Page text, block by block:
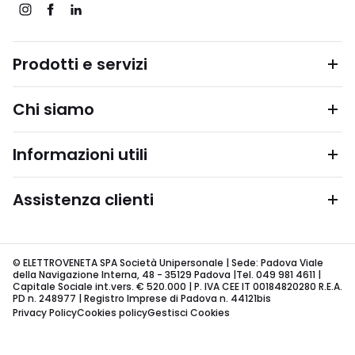
Prodotti e servizi
Chi siamo
Informazioni utili
Assistenza clienti
© ELETTROVENETA SPA Società Unipersonale | Sede: Padova Viale
della Navigazione Interna, 48 - 35129 Padova |Tel. 049 981 4611 |
Capitale Sociale int.vers. € 520.000 | P. IVA CEE IT 00184820280 R.E.A.
PD n. 248977 | Registro Imprese di Padova n. 44121bis
Privacy PolicyCookies policyGestisci Cookies